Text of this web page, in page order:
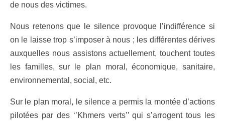
de nous des victimes.
Nous retenons que le silence provoque l’indifférence si
on le laisse trop s’imposer à nous ; les différentes dérives
auxquelles nous assistons actuellement, touchent toutes
les familles, sur le plan moral, économique, sanitaire,
environnemental, social, etc.
Sur le plan moral, le silence a permis la montée d’actions
pilotées par des ‘’Khmers verts’’ qui s’arrogent tous les